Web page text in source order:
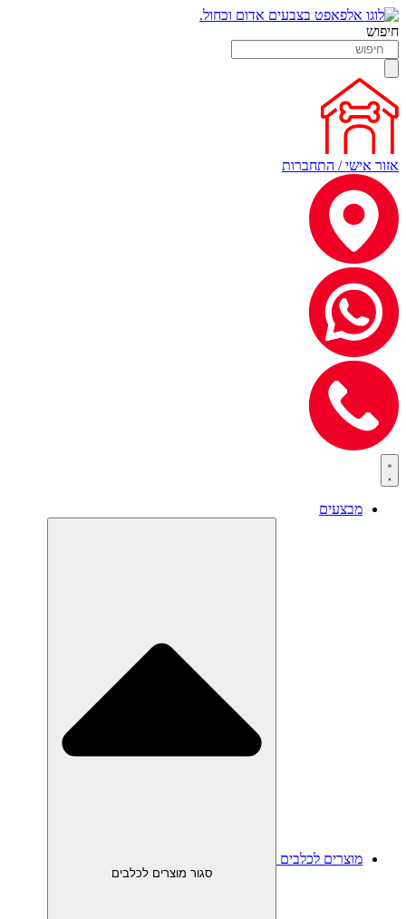
חיפוש
אזור אישי / התחברות
מבצעים
מוצרים לכלבים
סגור מוצרים לכלבים